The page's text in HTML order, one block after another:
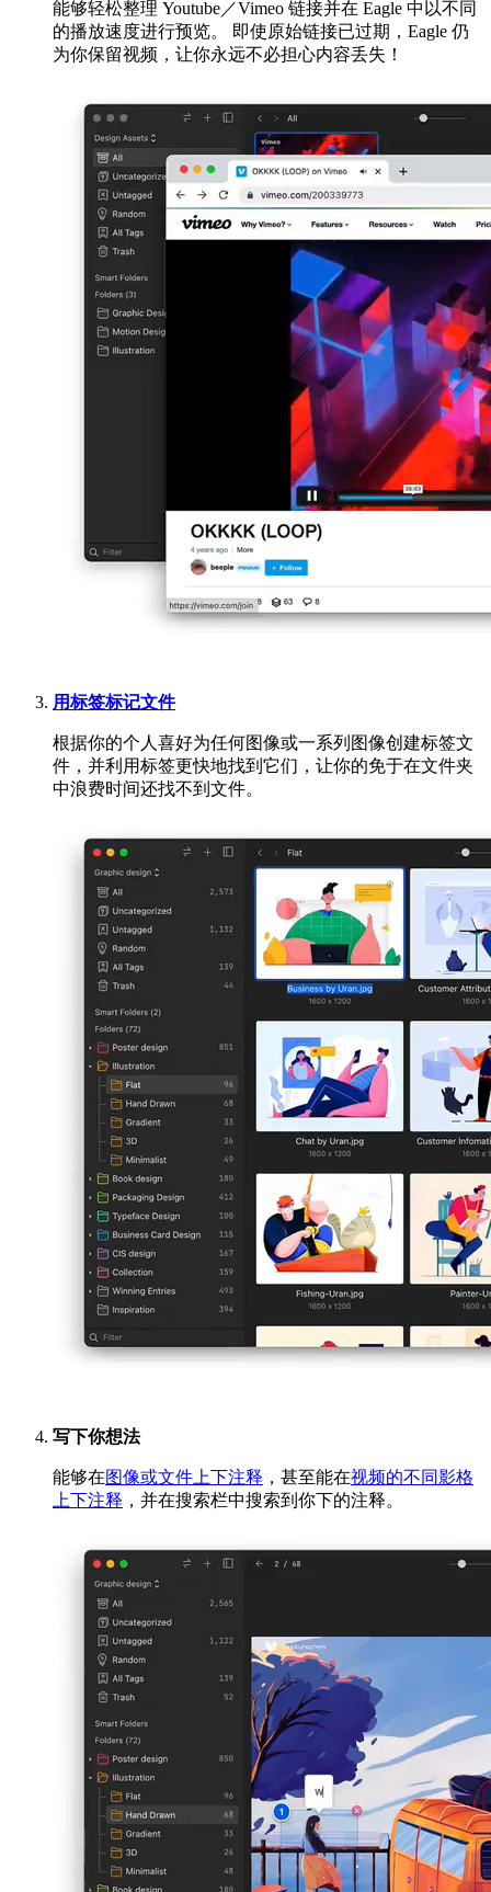
能够轻松整理 Youtube／Vimeo 链接并在 Eagle 中以不同
的播放速度进行预览。 即使原始链接已过期，Eagle 仍
为你保留视频，让你永远不必担心内容丢失！
用标签标记文件
根据你的个人喜好为任何图像或一系列图像创建标签文
件，并利用标签更快地找到它们，让你的免于在文件夹
中浪费时间还找不到文件。
写下你想法
能够在图像或文件上下注释 ，甚至能在视频的不同影格
上下注释 ，并在搜索栏中搜索到你下的注释。